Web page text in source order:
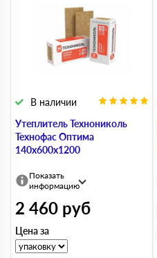
Утеплитель Технониколь
Технофас Оптима
140х600х1200
В наличии
Показать
информацию
2 460 руб
Цена за